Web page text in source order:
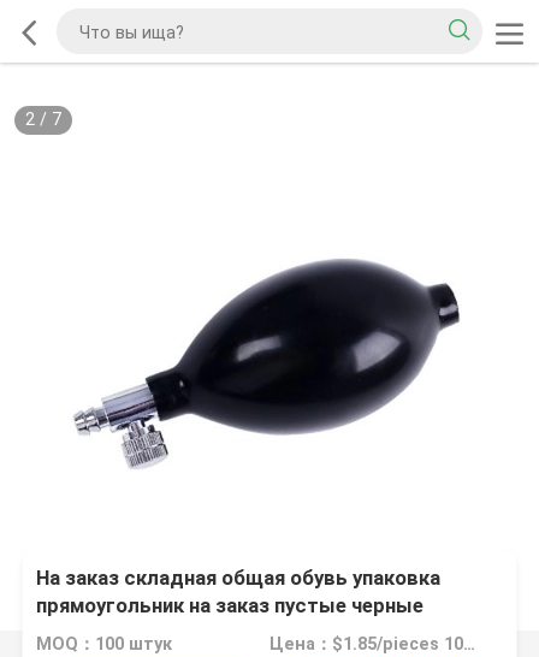
2/ 7
На заказ складная общая обувь упаковка
прямоугольник на заказ пустые черные
одежды картонная коробка
MOQ：100 штук Цена：$1.85/pieces 100-999 pieces